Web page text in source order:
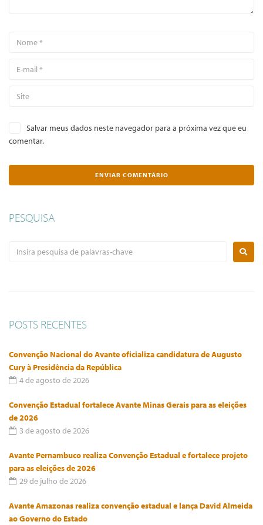
Salvar meus dados neste navegador para a próxima vez que eu
comentar.
PESQUISA
POSTS RECENTES
Convenção Nacional do Avante oficializa candidatura de Augusto
Cury à Presidência da República
4 de agosto de 2026
Convenção Estadual fortalece Avante Minas Gerais para as eleições
de 2026
3 de agosto de 2026
Avante Pernambuco realiza Convenção Estadual e fortalece projeto
para as eleições de 2026
29 de julho de 2026
Avante Amazonas realiza convenção estadual e lança David Almeida
ao Governo do Estado